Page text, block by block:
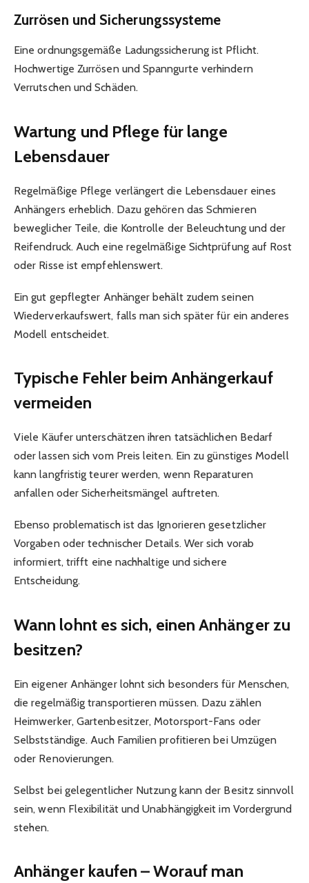
Zurrösen und Sicherungssysteme
Eine ordnungsgemäße Ladungssicherung ist Pflicht.
Hochwertige Zurrösen und Spanngurte verhindern
Verrutschen und Schäden.
Wartung und Pflege für lange
Lebensdauer
Regelmäßige Pflege verlängert die Lebensdauer eines
Anhängers erheblich. Dazu gehören das Schmieren
beweglicher Teile, die Kontrolle der Beleuchtung und der
Reifendruck. Auch eine regelmäßige Sichtprüfung auf Rost
oder Risse ist empfehlenswert.
Ein gut gepflegter Anhänger behält zudem seinen
Wiederverkaufswert, falls man sich später für ein anderes
Modell entscheidet.
Typische Fehler beim Anhängerkauf
vermeiden
Viele Käufer unterschätzen ihren tatsächlichen Bedarf
oder lassen sich vom Preis leiten. Ein zu günstiges Modell
kann langfristig teurer werden, wenn Reparaturen
anfallen oder Sicherheitsmängel auftreten.
Ebenso problematisch ist das Ignorieren gesetzlicher
Vorgaben oder technischer Details. Wer sich vorab
informiert, trifft eine nachhaltige und sichere
Entscheidung.
Wann lohnt es sich, einen Anhänger zu
besitzen?
Ein eigener Anhänger lohnt sich besonders für Menschen,
die regelmäßig transportieren müssen. Dazu zählen
Heimwerker, Gartenbesitzer, Motorsport-Fans oder
Selbstständige. Auch Familien profitieren bei Umzügen
oder Renovierungen.
Selbst bei gelegentlicher Nutzung kann der Besitz sinnvoll
sein, wenn Flexibilität und Unabhängigkeit im Vordergrund
stehen.
Anhänger kaufen – Worauf man